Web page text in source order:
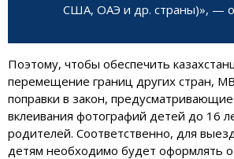
США, ОАЭ и др. страны)», —
Поэтому, чтобы обеспечить
перемещение границ других стран,
поправки в закон,
вклеивания фотографий детей до 16
родителей. Соответственно, для
детям необходимо будет оформлять